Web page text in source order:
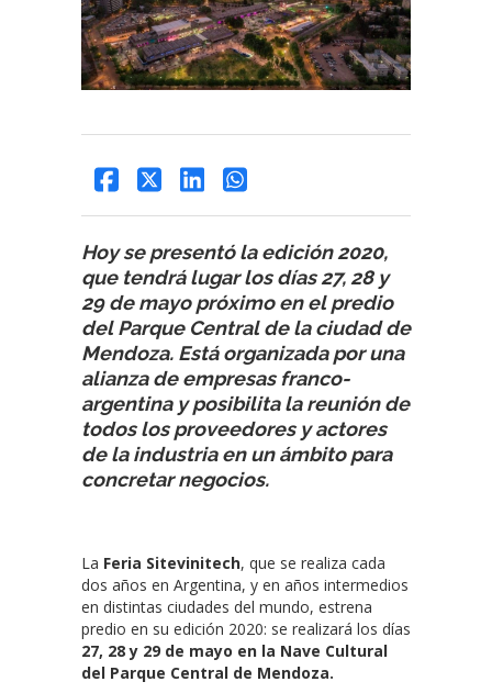
Hoy se presentó la edición 2020,
que tendrá lugar los días 27, 28 y
29 de mayo próximo en el predio
del Parque Central de la ciudad de
Mendoza. Está organizada por una
alianza de empresas franco-
argentina y posibilita la reunión de
todos los proveedores y actores
de la industria en un ámbito para
concretar negocios.
La Feria Sitevinitech, que se realiza cada
dos años en Argentina, y en años intermedios
en distintas ciudades del mundo, estrena
predio en su edición 2020: se realizará los días
27, 28 y 29 de mayo en la Nave Cultural
del Parque Central de Mendoza.